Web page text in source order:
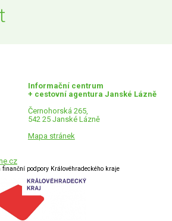
Informační centrum
+ cestovní agentura Janské Lázně
Černohorská 265,
542 25 Janské Lázně
Mapa stránek
finanční podpory Královéhradeckého kraje